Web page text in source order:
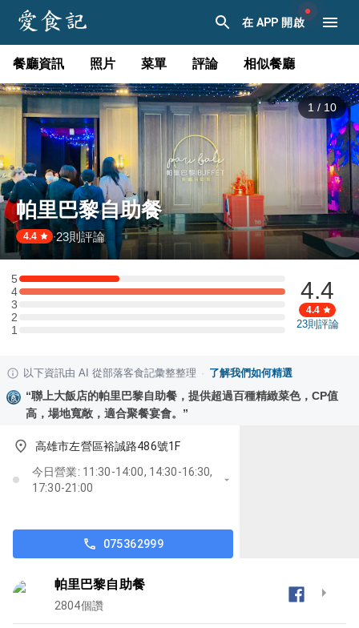
在 APP 開啟
餐廳資訊 照片 菜單 評論 相似餐廳
1 / 10
帕里巴黎自助餐
4.4 ·23則評論
5
5 星：3 則評論
4
4 星：8 則評論
3
3 星：0 則評論
2
2 星：0 則評論
11 星：0 則評論
4.4
4.4
23則評論
以下資訊由 AI 從部落客食記彙整整理 · 了解我們如何精選
“聯上大飯店的帕里巴黎自助餐，提供超過百種精緻菜色，CP值
高，場地寬敞，適合聚餐宴會。 ”
高雄市左營區裕誠路486號1F
今日營業: 11:30-14:00, 14:30-16:30,
17:30-21:00
075362999
帕里巴黎自助餐
2804個讚